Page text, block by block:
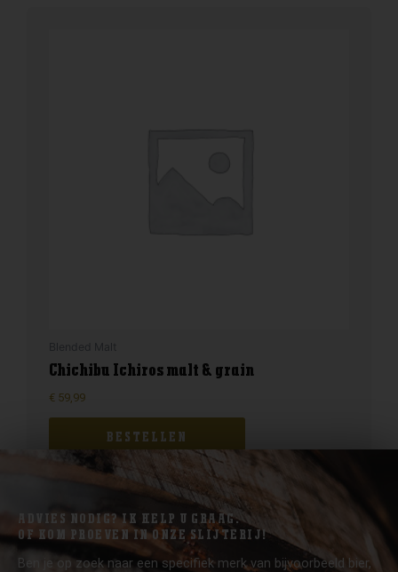
Chichibu Ichiros malt & grain
€ 59,99
BESTELLEN
ADVIES NODIG? IK HELP U GRAAG.
OF KOM PROEVEN IN ONZE SLIJTERIJ!
Ben je op zoek naar een specifiek merk van bijvoorbeeld bier,